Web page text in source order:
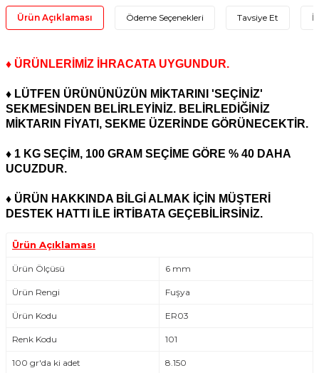
Ürün Açıklaması Ödeme Seçenekleri Tavsiye Et
♦ ÜRÜNLERİMİZ İHRACATA UYGUNDUR.
♦ LÜTFEN ÜRÜNÜNÜZÜN MİKTARINI 'SEÇİNİZ'
SEKMESİNDEN BELİRLEYİNİZ. BELİRLEDİĞİNİZ
MİKTARIN FİYATI, SEKME ÜZERİNDE GÖRÜNECEKTİR.
♦ 1 KG SEÇİM, 100 GRAM SEÇİME GÖRE % 40 DAHA
UCUZDUR.
♦ ÜRÜN HAKKINDA BİLGİ ALMAK İÇİN MÜŞTERİ
DESTEK HATTI İLE İRTİBATA GEÇEBİLİRSİNİZ.
Ürün Açıklaması
Ürün Ölçüsü 6 mm
Ürün Rengi Fuşya
Ürün Kodu ER03
Renk Kodu 101
100 gr'da ki adet 8.150